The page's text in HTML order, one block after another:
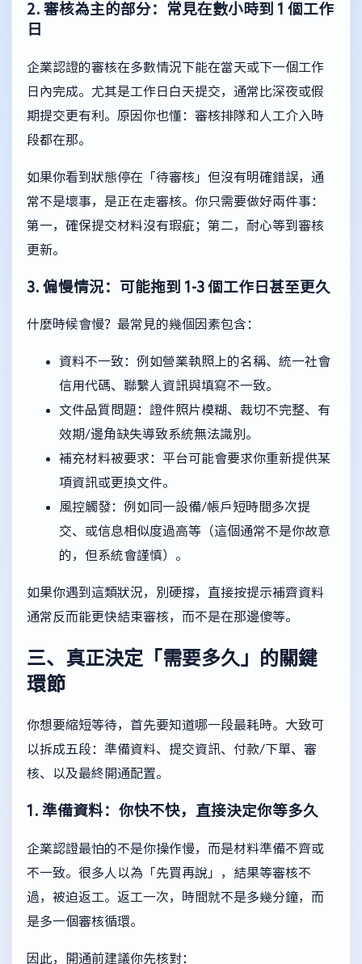
2. 審核為主的部分：常見在數小時到 1 個工作
日
企業認證的審核在多數情況下能在當天或下一個工作
日內完成。尤其是工作日白天提交，通常比深夜或假
期提交更有利。原因你也懂：審核排隊和人工介入時
段都在那。
如果你看到狀態停在「待審核」但沒有明確錯誤，通
常不是壞事，是正在走審核。你只需要做好兩件事：
第一，確保提交材料沒有瑕疵；第二，耐心等到審核
更新。
3. 偏慢情況：可能拖到 1-3 個工作日甚至更久
什麼時候會慢？最常見的幾個因素包含：
資料不一致：例如營業執照上的名稱、統一社會
信用代碼、聯繫人資訊與填寫不一致。
文件品質問題：證件照片模糊、裁切不完整、有
效期/邊角缺失導致系統無法識別。
補充材料被要求：平台可能會要求你重新提供某
項資訊或更換文件。
風控觸發：例如同一設備/帳戶短時間多次提
交、或信息相似度過高等（這個通常不是你故意
的，但系統會謹慎）。
如果你遇到這類狀況，別硬撐，直接按提示補齊資料
通常反而能更快結束審核，而不是在那邊傻等。
三、真正決定「需要多久」的關鍵
環節
你想要縮短等待，首先要知道哪一段最耗時。大致可
以拆成五段：準備資料、提交資訊、付款/下單、審
核、以及最終開通配置。
1. 準備資料：你快不快，直接決定你等多久
企業認證最怕的不是你操作慢，而是材料準備不齊或
不一致。很多人以為「先買再說」，結果等審核不
過，被迫返工。返工一次，時間就不是多幾分鐘，而
是多一個審核循環。
因此，開通前建議你先核對：